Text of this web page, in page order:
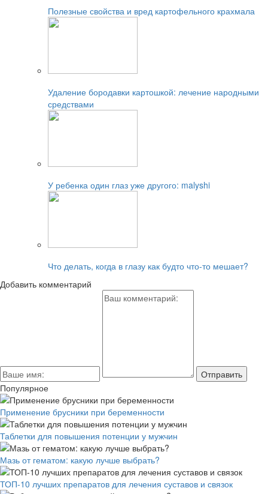
Полезные свойства и вред картофельного крахмала
Удаление бородавки картошкой: лечение народными
средствами
У ребенка один глаз уже другого: malyshi
Что делать, когда в глазу как будто что-то мешает?
Добавить комментарий
Популярное
Применение брусники при беременности
Таблетки для повышения потенции у мужчин
Мазь от гематом: какую лучше выбрать?
ТОП-10 лучших препаратов для лечения суставов и связок